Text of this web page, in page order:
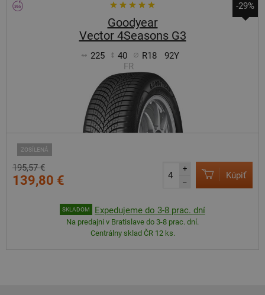
-29%
Goodyear
Vector 4Seasons G3
225 40 R18
92Y
FR
ZOSÍLENÁ
195,57 €
139,80 €
+
–
Kúpiť
SKLADOM Expedujeme do 3-8 prac. dní
Na predajni v Bratislave do 3-8 prac. dní.
Centrálny sklad ČR 12 ks.